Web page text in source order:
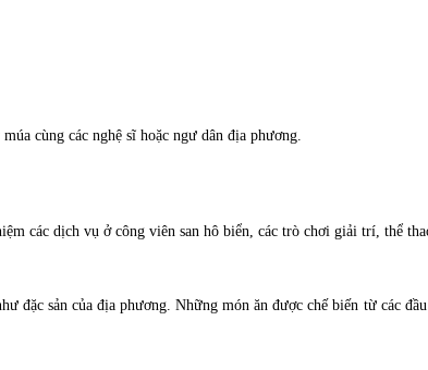
cùng các nghệ sĩ hoặc ngư dân địa phương.
các dịch vụ ở công viên san hô biển, các trò chơi giải trí, thể
sản của địa phương. Những món ăn được chế biến từ các